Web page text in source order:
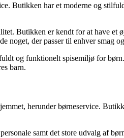
Butikken har et moderne og
Butikken er kendt for at have
noget, der passer til enhver smag
og funktionelt spisemiljø for
barn.
herunder børneservice.
samt det store udvalg af